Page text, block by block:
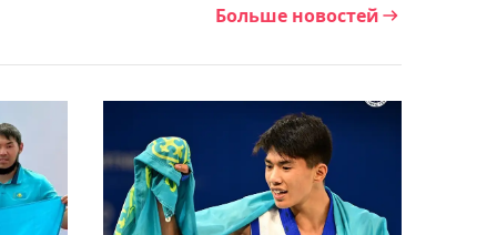
Нуралы Алип помог
"Зениту" обыграть
"Балтику" в Кубке России
Елена Рыбакина вышла в
00:12, 06 августа 2026
Больше новостей